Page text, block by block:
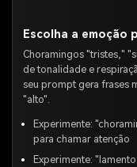
Escolha a emoção
Choramingos "tristes,"
de tonalidade e
seu prompt gera frases
"alto".
Experimente:
para chamar atenção
Experimente: